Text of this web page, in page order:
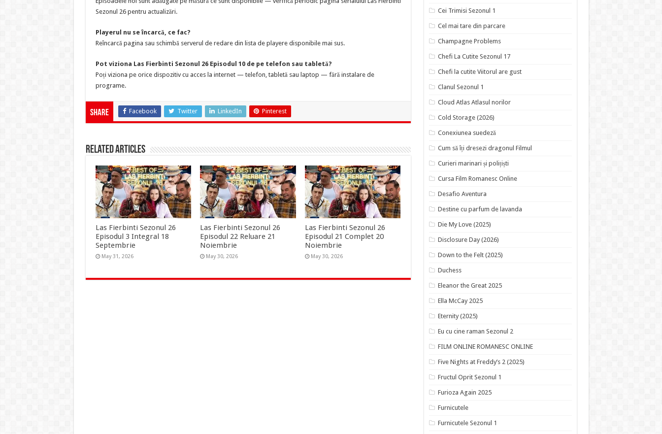
Sezonul 26 pentru actualizări.
Playerul nu se încarcă, ce fac?
Reîncarcă pagina sau schimbă serverul de redare din lista de playere disponibile mai sus.
Pot viziona Las Fierbinti Sezonul 26 Episodul 10 de pe telefon sau tabletă?
Poți viziona pe orice dispozitiv cu acces la internet — telefon, tabletă sau laptop — fără instalare de
programe.
Share Facebook Twitter LinkedIn Pinterest
Related Articles
Las Fierbinti Sezonul 26
Episodul 3 Integral 18
Septembrie
May 31, 2026
Las Fierbinti Sezonul 26
Episodul 22 Reluare 21
Noiembrie
May 30, 2026
Las Fierbinti Sezonul 26
Episodul 21 Complet 20
Noiembrie
May 30, 2026
Cei Trimisi Sezonul 1
Cel mai tare din parcare
Champagne Problems
Chefi La Cutite Sezonul 17
Chefi la cutite Viitorul are gust
Clanul Sezonul 1
Cloud Atlas Atlasul norilor
Cold Storage (2026)
Conexiunea suedeză
Cum să îți dresezi dragonul Filmul
Curieri marinari și polițiști
Cursa Film Romanesc Online
Desafio Aventura
Destine cu parfum de lavanda
Die My Love (2025)
Disclosure Day (2026)
Down to the Felt (2025)
Duchess
Eleanor the Great 2025
Ella McCay 2025
Eternity (2025)
Eu cu cine raman Sezonul 2
FILM ONLINE ROMANESC ONLINE
Five Nights at Freddy’s 2 (2025)
Fructul Oprit Sezonul 1
Furioza Again 2025
Furnicutele
Furnicutele Sezonul 1